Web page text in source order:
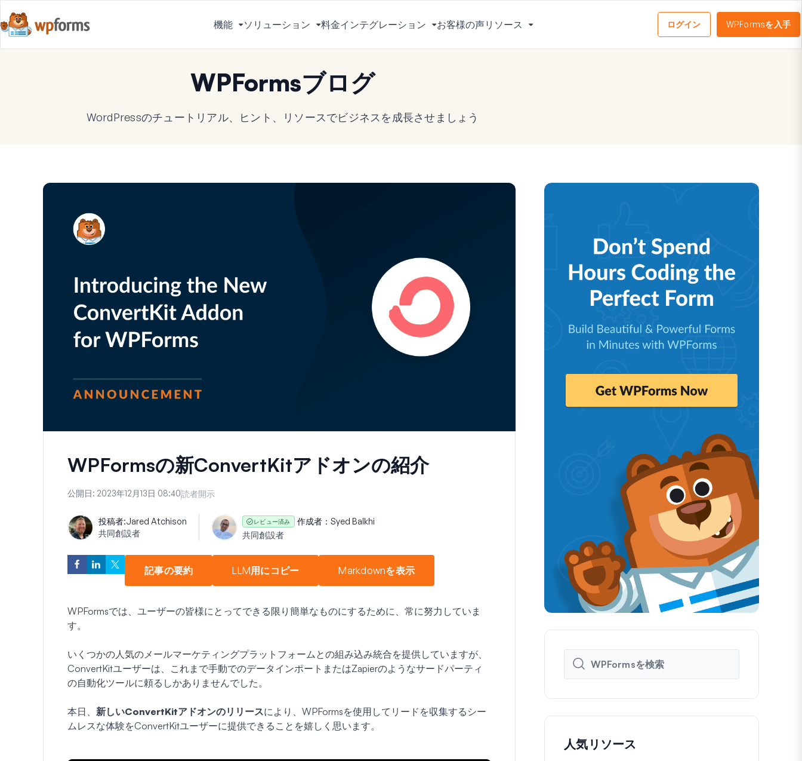
機能
メ
ニ
ー
を
り
ソリューション
メ
ニ
ー
を
り
料金インテグレーション
メ
ニ
り
お客様の声リソース
ニ
ログイン WPFormsを入手
WPFormsブログ
WordPressのチュートリアル、ヒント、リソースでビジネスを成長させましょう
WPFormsの新ConvertKitアドオンの紹介
公開日: 2023年12月13日 08:40読者開示
投稿者:Jared Atchison
共同創設者
レビュー済み 作成者： Syed Balkhi
共同創設者
記事の要約 LLM用にコピー Markdownを表示
WPFormsでは、ユーザーの皆様にとってできる限り簡単なものにするために、常に努力していま
す。
いくつかの人気のメールマーケティングプラットフォームとの組み込み統合を提供していますが、
ConvertKitユーザーは、これまで手動でのデータインポートまたはZapierのようなサードパーティ
の自動化ツールに頼るしかありませんでした。
本日、 新しいConvertKitアドオンのリリースにより、WPFormsを使用してリードを収集するシー
ムレスな体験をConvertKitユーザーに提供できることを嬉しく思います。
人気リソース